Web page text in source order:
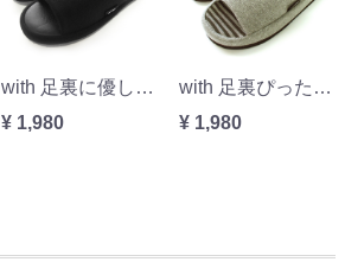
with 足裏に優しくFit-低反発で足に優しい履き心地 ブラックMLサイズ
¥ 1,980
with 足裏ぴったりFit-足のサイズにFit グレーMLサイズ
¥ 1,980